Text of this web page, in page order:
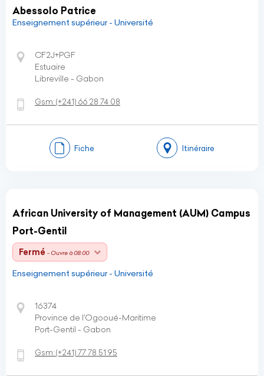
Abessolo Patrice
Enseignement supérieur - Université
CF2J+PGF
Estuaire
Libreville - Gabon
Gsm:(+241) 66 28 74 08
Fiche Itinéraire
African University of Management (AUM) Campus
Port-Gentil
Fermé - Ouvre à 08:00
Enseignement supérieur - Université
16374
Province de l’Ogooué-Maritime
Port-Gentil - Gabon
Gsm:(+241)77 78 51 95